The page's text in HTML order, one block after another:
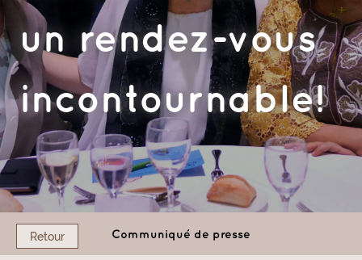
un rendez-vous
incontournable!
Retour Communiqué de presse